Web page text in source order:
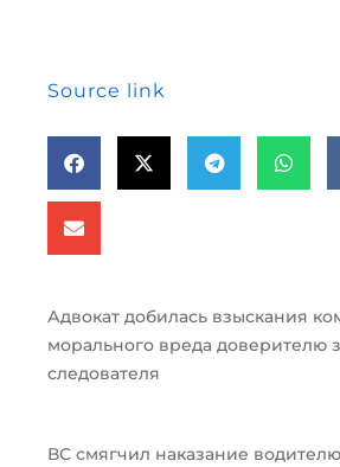
Source link
Адвокат добилась взыскания
морального вреда доверителю
следователя
ВС смягчил наказание